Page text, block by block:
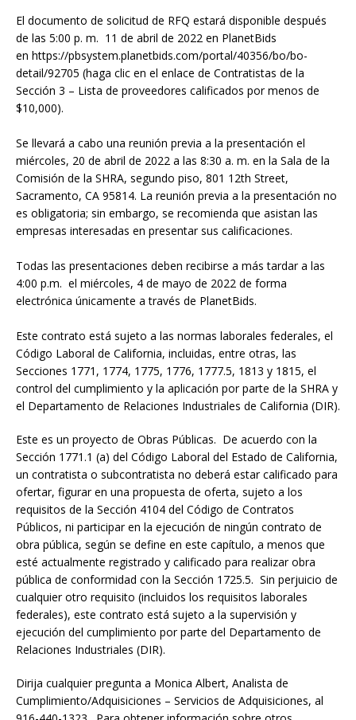
El documento de solicitud de RFQ estará disponible después
de las 5:00 p. m. 11 de abril de 2022 en PlanetBids
en https://pbsystem.planetbids.com/portal/40356/bo/bo-
detail/92705 (haga clic en el enlace de Contratistas de la
Sección 3 – Lista de proveedores calificados por menos de
$10,000).
Se llevará a cabo una reunión previa a la presentación el
miércoles, 20 de abril de 2022 a las 8:30 a. m. en la Sala de la
Comisión de la SHRA, segundo piso, 801 12th Street,
Sacramento, CA 95814. La reunión previa a la presentación no
es obligatoria; sin embargo, se recomienda que asistan las
empresas interesadas en presentar sus calificaciones.
Todas las presentaciones deben recibirse a más tardar a las
4:00 p.m. el miércoles, 4 de mayo de 2022 de forma
electrónica únicamente a través de PlanetBids.
Este contrato está sujeto a las normas laborales federales, el
Código Laboral de California, incluidas, entre otras, las
Secciones 1771, 1774, 1775, 1776, 1777.5, 1813 y 1815, el
control del cumplimiento y la aplicación por parte de la SHRA y
el Departamento de Relaciones Industriales de California (DIR).
Este es un proyecto de Obras Públicas. De acuerdo con la
Sección 1771.1 (a) del Código Laboral del Estado de California,
un contratista o subcontratista no deberá estar calificado para
ofertar, figurar en una propuesta de oferta, sujeto a los
requisitos de la Sección 4104 del Código de Contratos
Públicos, ni participar en la ejecución de ningún contrato de
obra pública, según se define en este capítulo, a menos que
esté actualmente registrado y calificado para realizar obra
pública de conformidad con la Sección 1725.5. Sin perjuicio de
cualquier otro requisito (incluidos los requisitos laborales
federales), este contrato está sujeto a la supervisión y
ejecución del cumplimiento por parte del Departamento de
Relaciones Industriales (DIR).
Dirija cualquier pregunta a Monica Albert, Analista de
Cumplimiento/Adquisiciones – Servicios de Adquisiciones, al